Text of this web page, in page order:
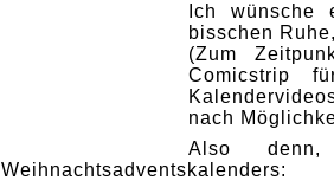
Ich wünsche
bisschen
(Zum
Comicstrip
nach
Also
Weihnachtsadventskalenders: